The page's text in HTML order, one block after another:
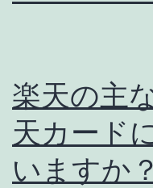
楽天の主
天カード
いますか？